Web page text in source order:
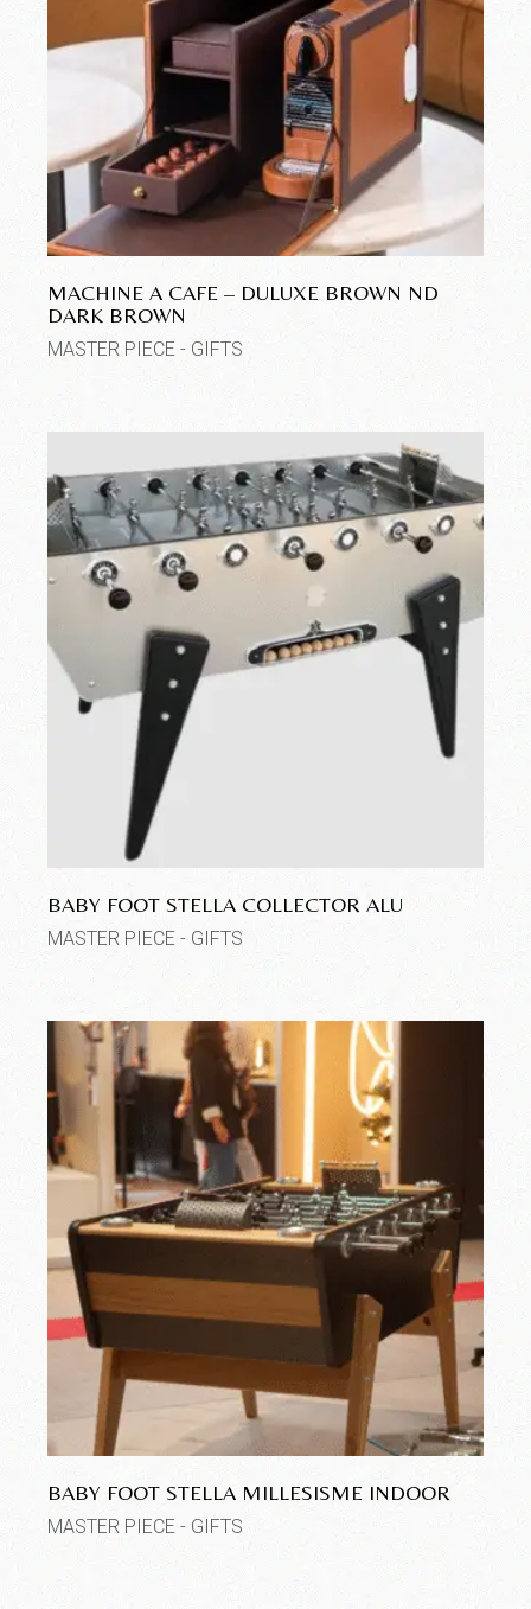
MACHINE A CAFE – DULUXE BROWN ND
DARK BROWN
MASTER PIECE - GIFTS
BABY FOOT STELLA COLLECTOR ALU
MASTER PIECE - GIFTS
BABY FOOT STELLA MILLESISME INDOOR
MASTER PIECE - GIFTS